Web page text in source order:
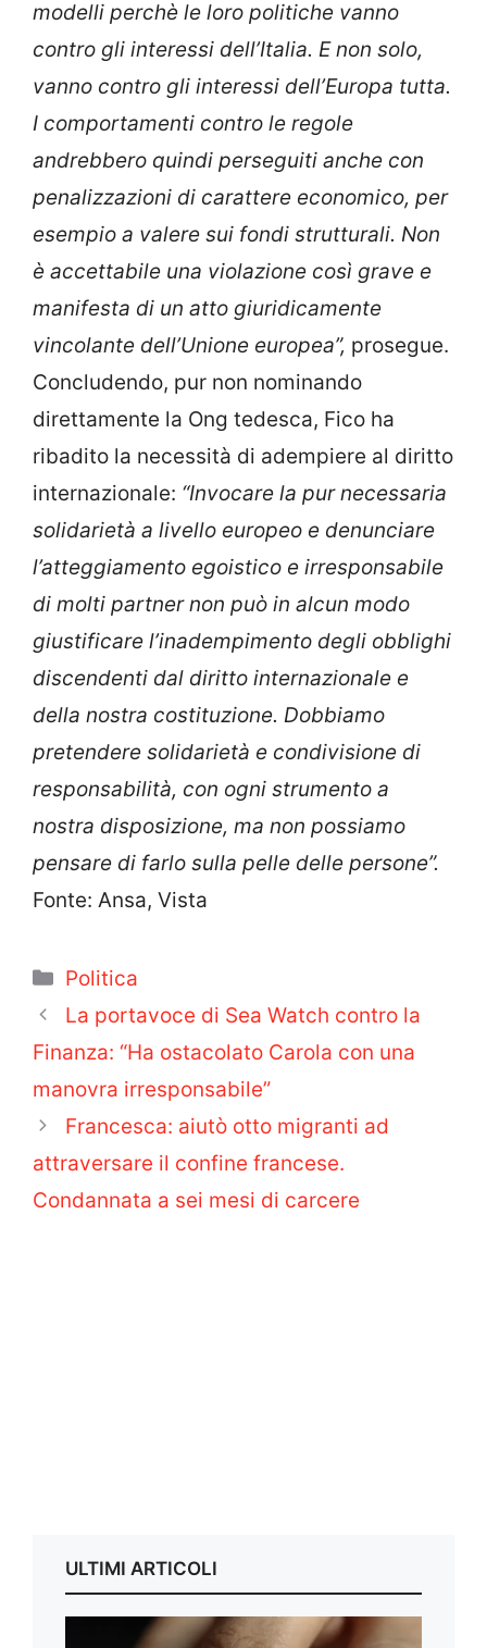
modelli perchè le loro politiche vanno
contro gli interessi dell’Italia. E non solo,
vanno contro gli interessi dell’Europa tutta.
I comportamenti contro le regole
andrebbero quindi perseguiti anche con
penalizzazioni di carattere economico, per
esempio a valere sui fondi strutturali. Non
è accettabile una violazione così grave e
manifesta di un atto giuridicamente
vincolante dell’Unione europea”, prosegue.
Concludendo, pur non nominando
direttamente la Ong tedesca, Fico ha
ribadito la necessità di adempiere al diritto
internazionale: “Invocare la pur necessaria
solidarietà a livello europeo e denunciare
l’atteggiamento egoistico e irresponsabile
di molti partner non può in alcun modo
giustificare l’inadempimento degli obblighi
discendenti dal diritto internazionale e
della nostra costituzione. Dobbiamo
pretendere solidarietà e condivisione di
responsabilità, con ogni strumento a
nostra disposizione, ma non possiamo
pensare di farlo sulla pelle delle persone”.
Fonte: Ansa, Vista
Categorie
Politica
La portavoce di Sea Watch contro la
Finanza: “Ha ostacolato Carola con una
manovra irresponsabile”
Francesca: aiutò otto migranti ad
attraversare il confine francese.
Condannata a sei mesi di carcere
ULTIMI ARTICOLI